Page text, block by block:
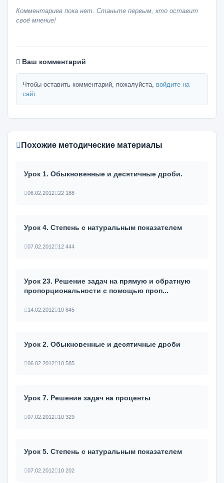
Комментариев пока нет. Станьте первым, кто оставит
своё мнение!
Ваш комментарий
Чтобы оставить комментарий, пожалуйста, войдите на
сайт.
Похожие методические материалы
Урок 1. Обыкновенные и десятичные дроби.
06.02.2012 22 188
Урок 4. Степень с натуральным показателем
07.02.2012 12 444
Урок 23. Решение задач на прямую и обратную
пропорциональности с помощью проп...
14.02.2012 10 845
Урок 2. Обыкновенные и десятичные дроби
06.02.2012 10 585
Урок 7. Решение задач на проценты
07.02.2012 10 329
Урок 5. Степень с натуральным показателем
07.02.2012 10 202